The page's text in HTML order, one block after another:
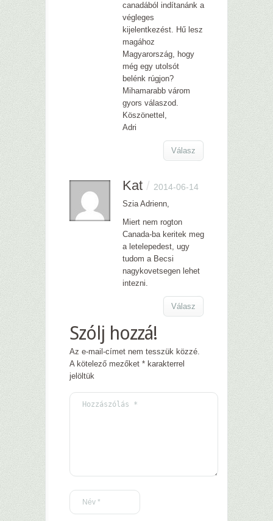
canadából indítanánk a
végleges
kijelentkezést. Hű lesz
magához
Magyarország, hogy
még egy utolsót
belénk rúgjon?
Mihamarabb várom
gyors válaszod.
Köszönettel,
Adri
Válasz
Kat / 2014-06-14
Szia Adrienn,
Miert nem rogton
Canada-ba keritek meg
a letelepedest, ugy
tudom a Becsi
nagykovetsegen lehet
intezni.
Válasz
Szólj hozzá!
Az e-mail-címet nem tesszük közzé.
A kötelező mezőket * karakterrel
jelöltük